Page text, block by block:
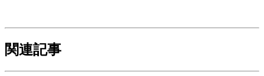
関連記事